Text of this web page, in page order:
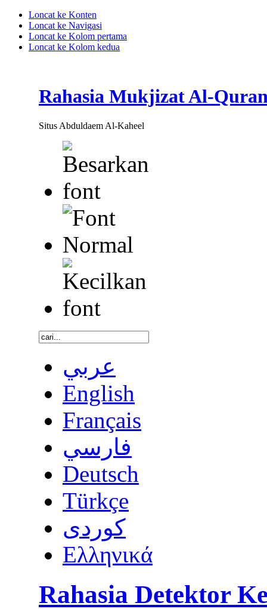
Loncat ke Konten
Loncat ke Navigasi
Loncat ke Kolom pertama
Loncat ke Kolom kedua
Rahasia Mukjizat Al-
Situs Abduldaem Al-Kaheel
عربي
English
Français
فارسي
Deutsch
Türkçe
كوردى
Ελληνικά
Rahasia Detektor